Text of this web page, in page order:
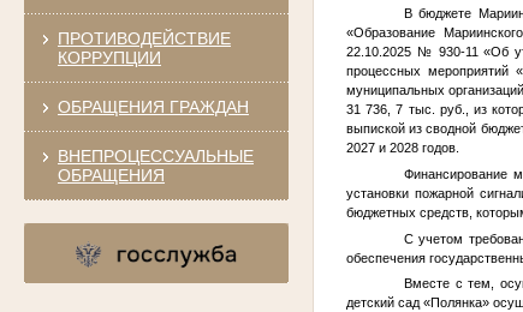
ПРОТИВОДЕЙСТВИЕ
КОРРУПЦИИ
ОБРАЩЕНИЯ ГРАЖДАН
ВНЕПРОЦЕССУАЛЬНЫЕ
ОБРАЩЕНИЯ
В бюджете
«Образование
22.10.2025 № 930-11 «Об
процессных мероприятий
муниципальных
31 736, 7 тыс. руб., из
выпиской из сводной
2027 и 2028 годов.
Финансирование
установки пожарной
бюджетных средств,
С учетом
обеспечения
Вместе с тем,
детский сад «Полянка»